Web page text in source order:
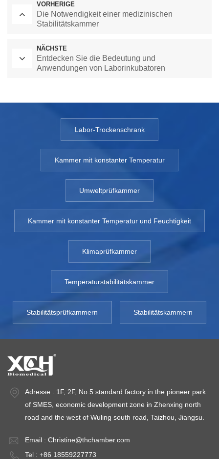
VORHERIGE
Die Notwendigkeit einer medizinischen
Stabilitätskammer
NÄCHSTE
Entdecken Sie die Bedeutung und
Anwendungen von Laborinkubatoren
Labor-Trockenschrank
Kammer mit konstanter Temperatur
Umweltprüfkammer
Kammer mit konstanter Temperatur und Feuchtigkeit
Klimaprüfkammer
Temperaturstabilitätskammer
Stabilitätsprüfkammern Stabilitätskammern
Adresse : 1F, 2F, No.5 standard factory in the pioneer park
of SMES, economic development zone in Zhenxing north
road and the west of Wuling south road, Taizhou, Jiangsu.
Email : Christine@thchamber.com
Tel : +86 18559227773